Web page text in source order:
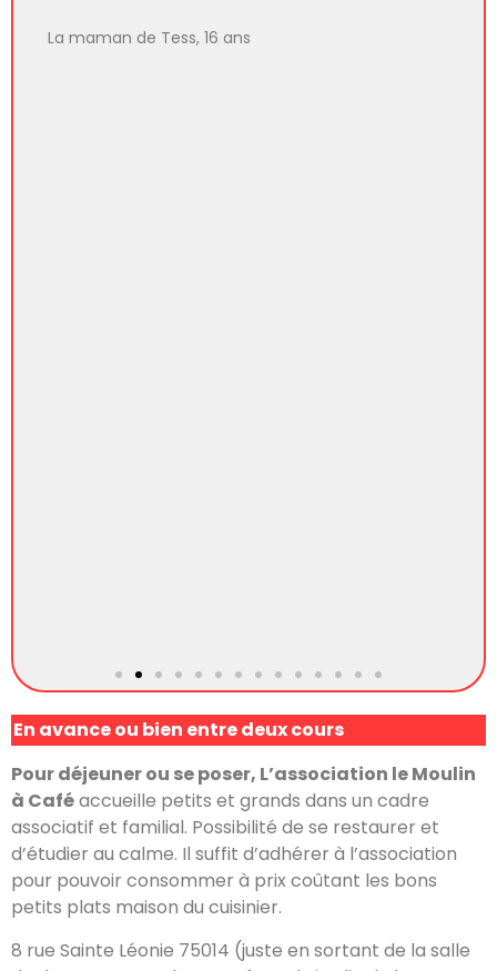
En avance ou bien entre deux cours
Pour déjeuner ou se poser, L’association le Moulin
à Caféaccueille petits et grands dans un cadre
associatif et familial. Possibilité de se restaurer et
d’étudier au calme. Il suffit d’adhérer à l’association
pour pouvoir consommer à prix coûtant les bons
petits plats maison du cuisinier.
8 rue Sainte Léonie 75014 (juste en sortant de la salle